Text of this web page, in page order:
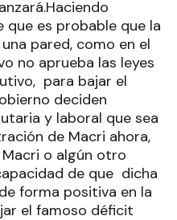
es probable que la
pared, como en el
no aprueba las leyes
para bajar el
deciden
y laboral que sea
de Macri ahora,
o algún otro
de que dicha
forma positiva en la
el famoso déficit